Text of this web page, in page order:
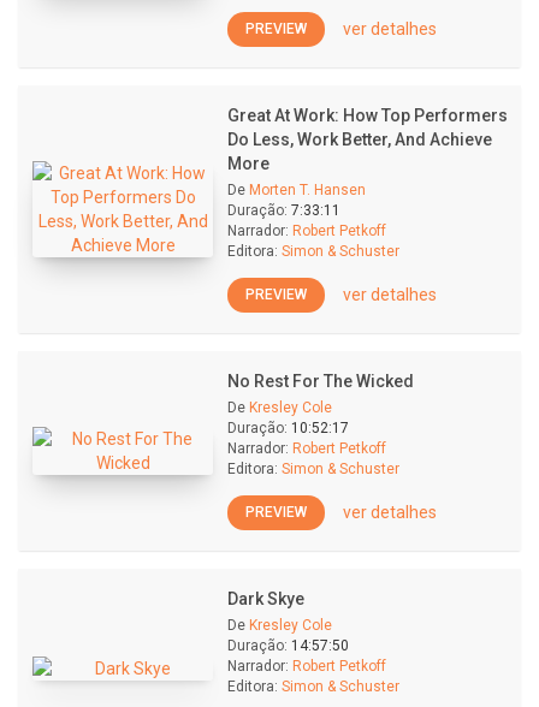
PREVIEW ver detalhes
Great At Work: How Top Performers
Do Less, Work Better, And Achieve
More
De Morten T. Hansen
Duração: 7:33:11
Narrador: Robert Petkoff
Editora: Simon & Schuster
PREVIEW ver detalhes
No Rest For The Wicked
De Kresley Cole
Duração: 10:52:17
Narrador: Robert Petkoff
Editora: Simon & Schuster
PREVIEW ver detalhes
Dark Skye
De Kresley Cole
Duração: 14:57:50
Narrador: Robert Petkoff
Editora: Simon & Schuster